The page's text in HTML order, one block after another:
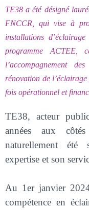
TE38 a été désigné
FNCCR, qui vise à
installations
programme ACTEE,
l’accompagnement
rénovation de
fois opérationnel et
TE38, acteur
années aux
naturellement été
expertise et son
Au 1er janvier
compétence en